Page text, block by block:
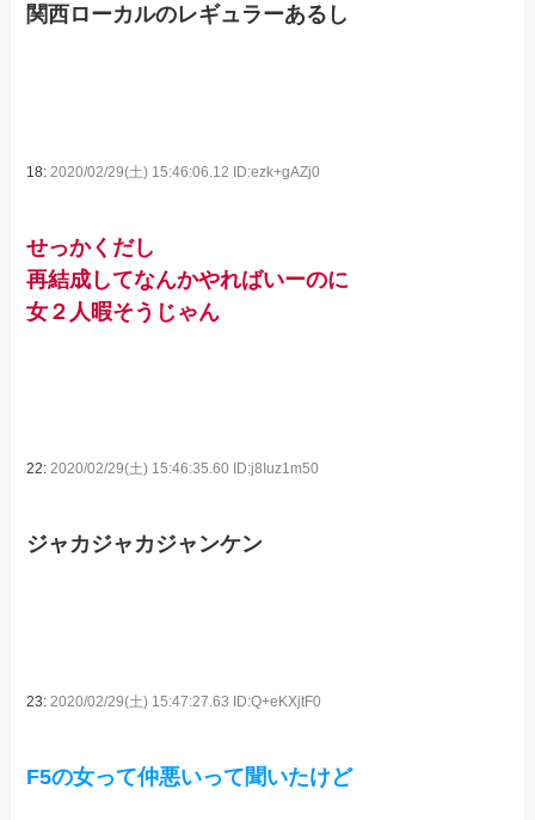
関西ローカルのレギュラーあるし
18: 2020/02/29(土) 15:46:06.12 ID:ezk+gAZj0
せっかくだし
再結成してなんかやればいーのに
女２人暇そうじゃん
22:2020/02/29(土) 15:46:35.60 ID:j8Iuz1m50
ジャカジャカジャンケン
23:2020/02/29(土) 15:47:27.63 ID:Q+eKXjtF0
F5の女って仲悪いって聞いたけど